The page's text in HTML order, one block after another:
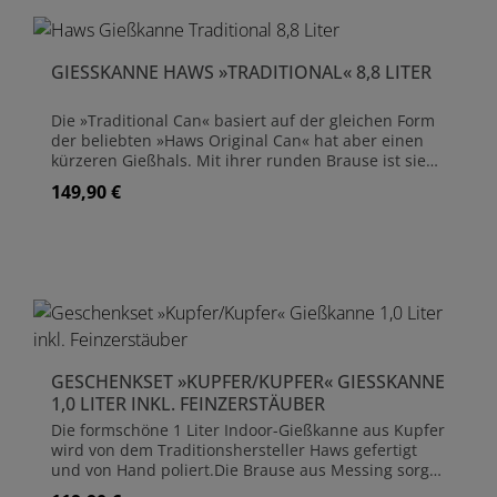
Fassungsvermögen 1,0 Liter Gewicht gefüllt ca. 1,3
Kilogramm Länge 34,5 cm, Höhe 16,0 cm,
Funktionsfähigkeit und gegen Durchrostung
GIESSKANNE HAWS »TRADITIONAL« 8,8 LITER
Die »Traditional Can« basiert auf der gleichen Form
der beliebten »Haws Original Can« hat aber einen
kürzeren Gießhals. Mit ihrer runden Brause ist sie
eine hervorragende Allround-Gießkanne für jeden
Gärtner. Für eine schnelle Bewässerung schon
für ein gleichmäßiges Gießverhalten
Fassungsvermögen 8,8 Liter Gewicht gefüllt ca. 10,20
Kilogramm Länge 52 cm, Höhe 40 cm, Ø 21 cm 10
gegen Durchrostung
Regulärer Preis:
149,90 €
GESCHENKSET »KUPFER/KUPFER« GIESSKANNE 1
,0 LITER INKL. FEINZERSTÄUBER
Die formschöne 1 Liter Indoor-Gießkanne aus Kupfer
wird von dem Traditionshersteller Haws gefertigt
und von Hand poliert.Die Brause aus Messing sorgt
für eine feine und gleichmäßige Berieselung. Um